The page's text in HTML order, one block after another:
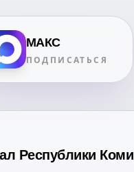
МАКС
ПОДПИСАТЬСЯ
Республики Коми